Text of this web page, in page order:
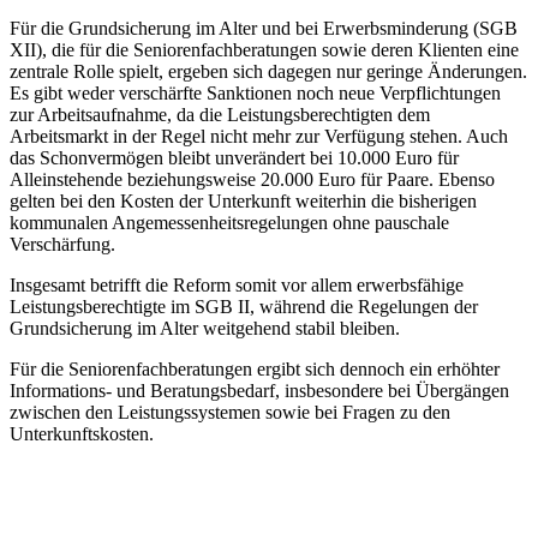
Für die Grundsicherung im Alter und bei Erwerbsminderung (SGB
XII), die für die Seniorenfachberatungen sowie deren Klienten eine
zentrale Rolle spielt, ergeben sich dagegen nur geringe Änderungen.
Es gibt weder verschärfte Sanktionen noch neue Verpflichtungen
zur Arbeitsaufnahme, da die Leistungsberechtigten dem
Arbeitsmarkt in der Regel nicht mehr zur Verfügung stehen. Auch
das Schonvermögen bleibt unverändert bei 10.000 Euro für
Alleinstehende beziehungsweise 20.000 Euro für Paare. Ebenso
gelten bei den Kosten der Unterkunft weiterhin die bisherigen
kommunalen Angemessenheitsregelungen ohne pauschale
Verschärfung.
Insgesamt betrifft die Reform somit vor allem erwerbsfähige
Leistungsberechtigte im SGB II, während die Regelungen der
Grundsicherung im Alter weitgehend stabil bleiben.
Für die Seniorenfachberatungen ergibt sich dennoch ein erhöhter
Informations- und Beratungsbedarf, insbesondere bei Übergängen
zwischen den Leistungssystemen sowie bei Fragen zu den
Unterkunftskosten.